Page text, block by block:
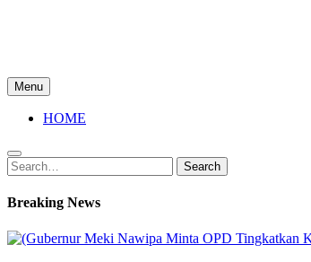
Menu
HOME
Search
for:
Search
Breaking News